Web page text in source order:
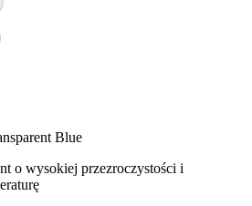
Blue
o wysokiej przezroczystości i